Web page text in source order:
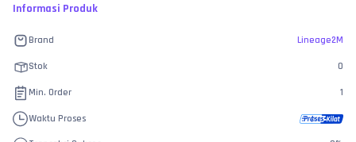
Informasi Produk
Brand Lineage2M
Stok 0
Min. Order 1
Waktu Proses